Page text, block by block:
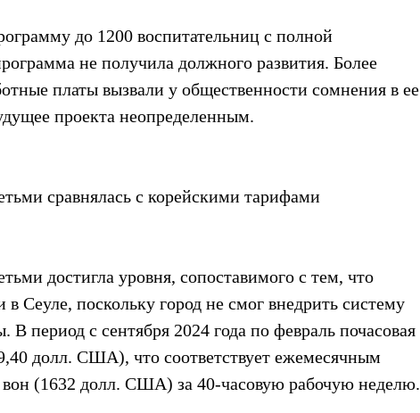
до 1200 воспитательниц с полной
не получила должного развития. Более
платы вызвали у общественности сомнения в ее
проекта неопределенным.
сравнялась с корейскими тарифами
достигла уровня, сопоставимого с тем, что
Сеуле, поскольку город не смог внедрить систему
В период с сентября 2024 года по февраль почасовая
долл. США), что соответствует ежемесячным
вон (1632 долл. США) за 40-часовую рабочую неделю.